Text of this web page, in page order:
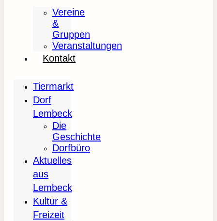
Vereine
&
Gruppen
Veranstaltungen
Kontakt
Tiermarkt
Dorf
Lembeck
Die
Geschichte
Dorfbüro
Aktuelles
aus
Lembeck
Kultur &
Freizeit